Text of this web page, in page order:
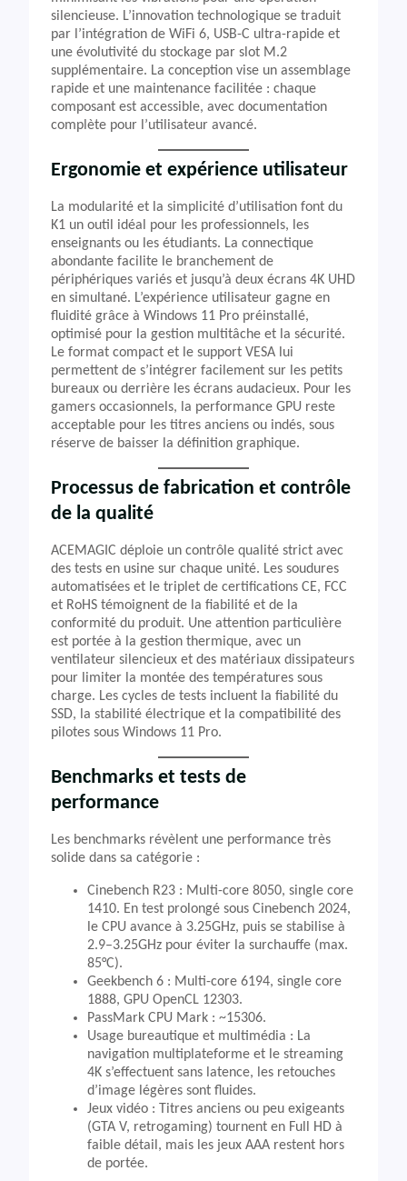
silencieuse. L’innovation technologique se traduit
par l’intégration de WiFi 6, USB-C ultra-rapide et
une évolutivité du stockage par slot M.2
supplémentaire. La conception vise un assemblage
rapide et une maintenance facilitée : chaque
composant est accessible, avec documentation
complète pour l’utilisateur avancé.
Ergonomie et expérience utilisateur
La modularité et la simplicité d’utilisation font du
K1 un outil idéal pour les professionnels, les
enseignants ou les étudiants. La connectique
abondante facilite le branchement de
périphériques variés et jusqu’à deux écrans 4K UHD
en simultané. L’expérience utilisateur gagne en
fluidité grâce à Windows 11 Pro préinstallé,
optimisé pour la gestion multitâche et la sécurité.
Le format compact et le support VESA lui
permettent de s’intégrer facilement sur les petits
bureaux ou derrière les écrans audacieux. Pour les
gamers occasionnels, la performance GPU reste
acceptable pour les titres anciens ou indés, sous
réserve de baisser la définition graphique.
Processus de fabrication et contrôle
de la qualité
ACEMAGIC déploie un contrôle qualité strict avec
des tests en usine sur chaque unité. Les soudures
automatisées et le triplet de certifications CE, FCC
et RoHS témoignent de la fiabilité et de la
conformité du produit. Une attention particulière
est portée à la gestion thermique, avec un
ventilateur silencieux et des matériaux dissipateurs
pour limiter la montée des températures sous
charge. Les cycles de tests incluent la fiabilité du
SSD, la stabilité électrique et la compatibilité des
pilotes sous Windows 11 Pro.
Benchmarks et tests de
performance
Les benchmarks révèlent une performance très
solide dans sa catégorie :
Cinebench R23 : Multi-core 8050, single core
1410. En test prolongé sous Cinebench 2024,
le CPU avance à 3.25GHz, puis se stabilise à
2.9–3.25GHz pour éviter la surchauffe (max.
85°C).
Geekbench 6 : Multi-core 6194, single core
1888, GPU OpenCL 12303.
PassMark CPU Mark : ~15306.
Usage bureautique et multimédia : La
navigation multiplateforme et le streaming
4K s’effectuent sans latence, les retouches
d’image légères sont fluides.
Jeux vidéo : Titres anciens ou peu exigeants
(GTA V, retrogaming) tournent en Full HD à
faible détail, mais les jeux AAA restent hors
de portée.